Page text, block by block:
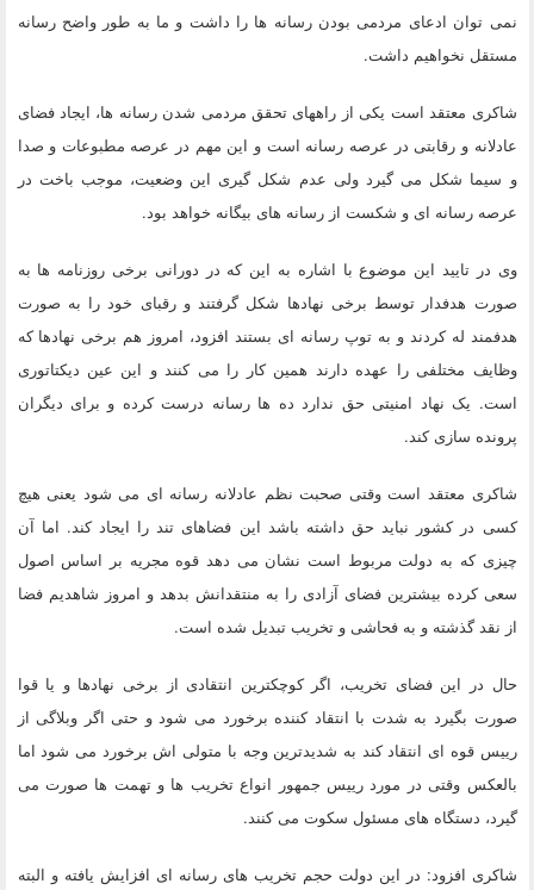
نمی توان ادعای مردمی بودن رسانه ها را داشت و ما به طور واضح رسانه
مستقل نخواهیم داشت.
شاکری معتقد است یکی از راههای تحقق مردمی شدن رسانه ها، ایجاد فضای
عادلانه و رقابتی در عرصه رسانه است و این مهم در عرصه مطبوعات و صدا
و سیما شکل می گیرد ولی عدم شکل گیری این وضعیت، موجب باخت در
عرصه رسانه ای و شکست از رسانه های بیگانه خواهد بود.
وی در تایید این موضوع با اشاره به این که در دورانی برخی روزنامه ها به
صورت هدفدار توسط برخی نهادها شکل گرفتند و رقبای خود را به صورت
هدفمند له کردند و به توپ رسانه ای بستند افزود، امروز هم برخی نهادها که
وظایف مختلفی را عهده دارند همین کار را می کنند و این عین دیکتاتوری
است. یک نهاد امنیتی حق ندارد ده ها رسانه درست کرده و برای دیگران
پرونده سازی کند.
شاکری معتقد است وقتی صحبت نظم عادلانه رسانه ای می شود یعنی هیچ
کسی در کشور نباید حق داشته باشد این فضاهای تند را ایجاد کند. اما آن
چیزی که به دولت مربوط است نشان می دهد قوه مجریه بر اساس اصول
سعی کرده بیشترین فضای آزادی را به منتقدانش بدهد و امروز شاهدیم فضا
از نقد گذشته و به فحاشی و تخریب تبدیل شده است.
حال در این فضای تخریب، اگر کوچکترین انتقادی از برخی نهادها و یا قوا
صورت بگیرد به شدت با انتقاد کننده برخورد می شود و حتی اگر وبلاگی از
رییس قوه ای انتقاد کند به شدیدترین وجه با متولی اش برخورد می شود اما
بالعکس وقتی در مورد رییس جمهور انواع تخریب ها و تهمت ها صورت می
گیرد، دستگاه های مسئول سکوت می کنند.
شاکری افزود: در این دولت حجم تخریب های رسانه ای افزایش یافته و البته